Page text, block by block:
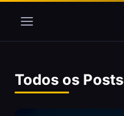
Todos os Posts